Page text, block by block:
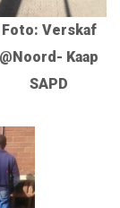
Foto: Verskaf
@Noord- Kaap
SAPD